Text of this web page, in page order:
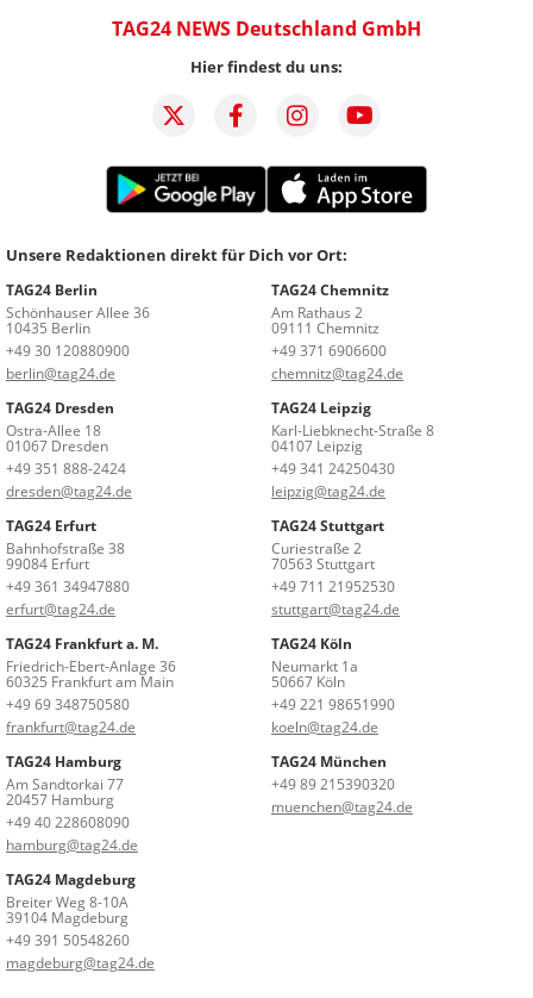
TAG24 NEWS Deutschland GmbH
Hier findest du uns:
Unsere Redaktionen direkt für Dich vor Ort:
TAG24 Berlin
Schönhauser Allee 36
10435 Berlin
+49 30 120880900
berlin@tag24.de
TAG24 Chemnitz
Am Rathaus 2
09111 Chemnitz
+49 371 6906600
chemnitz@tag24.de
TAG24 Dresden
Ostra-Allee 18
01067 Dresden
+49 351 888-2424
dresden@tag24.de
TAG24 Leipzig
Karl-Liebknecht-Straße 8
04107 Leipzig
+49 341 24250430
leipzig@tag24.de
TAG24 Erfurt
Bahnhofstraße 38
99084 Erfurt
+49 361 34947880
erfurt@tag24.de
TAG24 Stuttgart
Curiestraße 2
70563 Stuttgart
+49 711 21952530
stuttgart@tag24.de
TAG24 Frankfurt a. M.
Friedrich-Ebert-Anlage 36
60325 Frankfurt am Main
+49 69 348750580
frankfurt@tag24.de
TAG24 Köln
Neumarkt 1a
50667 Köln
+49 221 98651990
koeln@tag24.de
TAG24 Hamburg
Am Sandtorkai 77
20457 Hamburg
+49 40 228608090
hamburg@tag24.de
TAG24 München
+49 89 215390320
muenchen@tag24.de
TAG24 Magdeburg
Breiter Weg 8-10A
39104 Magdeburg
+49 391 50548260
magdeburg@tag24.de